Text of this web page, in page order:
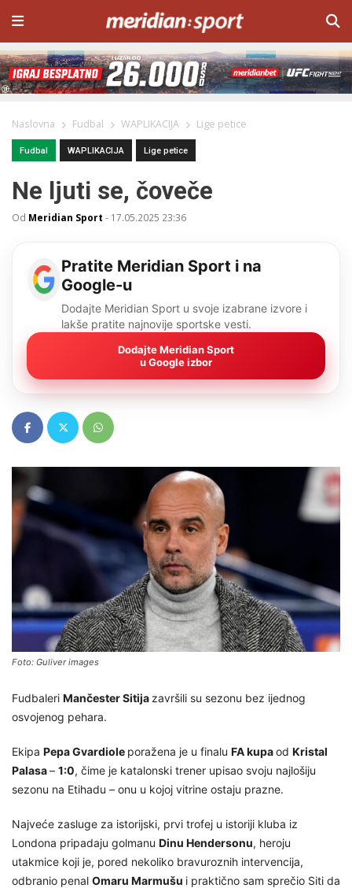
Naslovna Fudbal WAPLIKACIJA Lige petice
Fudbal WAPLIKACIJA Lige petice
Ne ljuti se, čoveče
Od Meridian Sport - 17.05.2025 23:36
Pratite Meridian Sport i na
Google-u
Dodajte Meridian Sport u svoje izabrane izvore i
lakše pratite najnovije sportske vesti.
Dodajte Meridian Sport
u Google izbor
Foto: Guliver images
Fudbaleri Mančester Sitija završili su sezonu bez ijednog
osvojenog pehara.
Ekipa Pepa Gvardiole poražena je u finalu FA kupaod Kristal
Palasa– 1:0, čime je katalonski trener upisao svoju najlošiju
sezonu na Etihadu – onu u kojoj vitrine ostaju prazne.
Najveće zasluge za istorijski, prvi trofej u istoriji kluba iz
Londona pripadaju golmanu Dinu Hendersonu, heroju
utakmice koji je, pored nekoliko bravuroznih intervencija,
odbranio penal Omaru Marmušu i praktično sam sprečio Siti da